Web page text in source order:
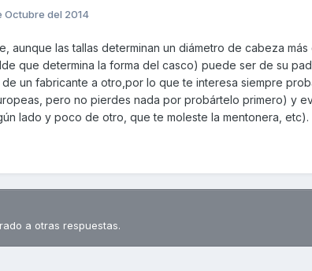
Octubre del 2014
aunque las tallas determinan un diámetro de cabeza
que determina la forma del casco) puede ser de su
de un fabricante a otro,por lo que te interesa siempre
pero no pierdes nada por probártelo primero) y
lado y poco de otro, que te moleste la mentonera, etc).
a otras respuestas.